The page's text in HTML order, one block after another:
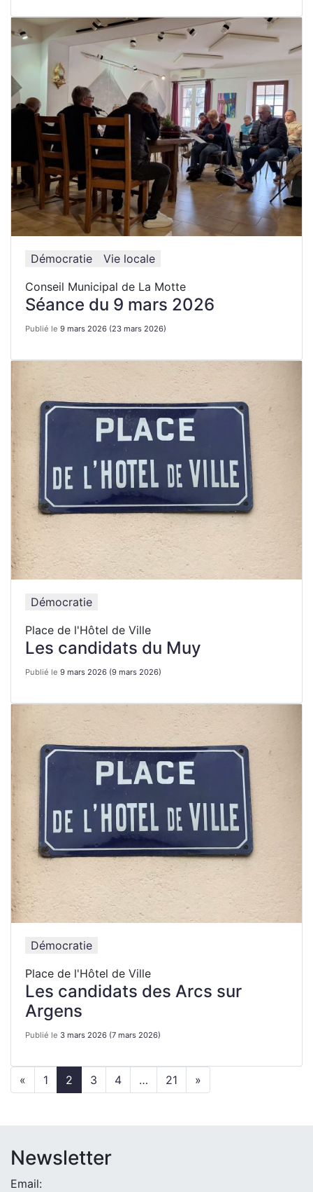
Démocratie
Vie locale
Conseil Municipal de La Motte
Séance du 9 mars 2026
Publié le 9 mars 2026 (23 mars 2026)
Démocratie
Place de l'Hôtel de Ville
Les candidats du Muy
Publié le 9 mars 2026 (9 mars 2026)
Démocratie
Place de l'Hôtel de Ville
Les candidats des Arcs sur
Argens
Publié le 3 mars 2026 (7 mars 2026)
« 1 2 3 4 … 21 »
Newsletter
Email: